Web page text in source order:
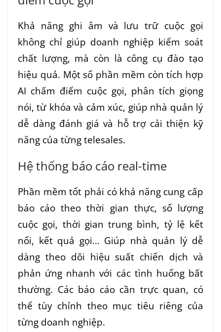
Khả năng ghi âm và lưu trữ cuộc gọi
không chỉ giúp doanh nghiệp kiểm soát
chất lượng, mà còn là công cụ đào tạo
hiệu quả. Một số phần mềm còn tích hợp
AI chấm điểm cuộc gọi, phân tích giọng
nói, từ khóa và cảm xúc, giúp nhà quản lý
dễ dàng đánh giá và hỗ trợ cải thiện kỹ
năng của từng telesales.
Hệ thống báo cáo real-time
Phần mềm tốt phải có khả năng cung cấp
báo cáo theo thời gian thực, số lượng
cuộc gọi, thời gian trung bình, tỷ lệ kết
nối, kết quả gọi… Giúp nhà quản lý dễ
dàng theo dõi hiệu suất chiến dịch và
phản ứng nhanh với các tình huống bất
thường. Các báo cáo cần trực quan, có
thể tùy chỉnh theo mục tiêu riêng của
từng doanh nghiệp.